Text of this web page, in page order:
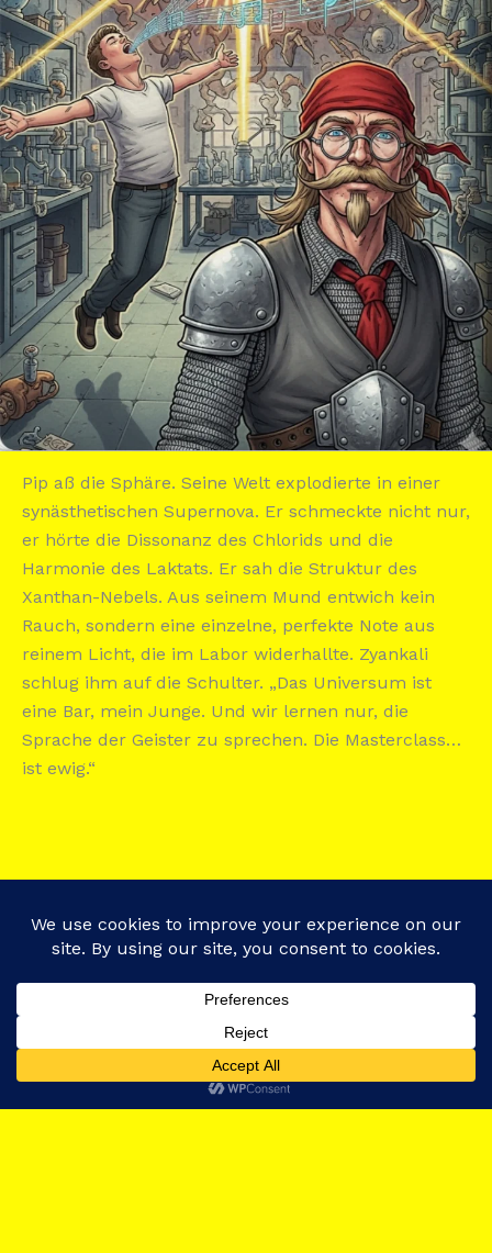
Pip aß die Sphäre. Seine Welt explodierte in einer
synästhetischen Supernova. Er schmeckte nicht nur,
er hörte die Dissonanz des Chlorids und die
Harmonie des Laktats. Er sah die Struktur des
Xanthan-Nebels. Aus seinem Mund entwich kein
Rauch, sondern eine einzelne, perfekte Note aus
reinem Licht, die im Labor widerhallte. Zyankali
schlug ihm auf die Schulter. „Das Universum ist
eine Bar, mein Junge. Und wir lernen nur, die
Sprache der Geister zu sprechen. Die Masterclass…
ist ewig.“
Copyright © 2026 Zyankali Bar Berlin - Institut für
Unterhaltungschemie | Powered by
Theme